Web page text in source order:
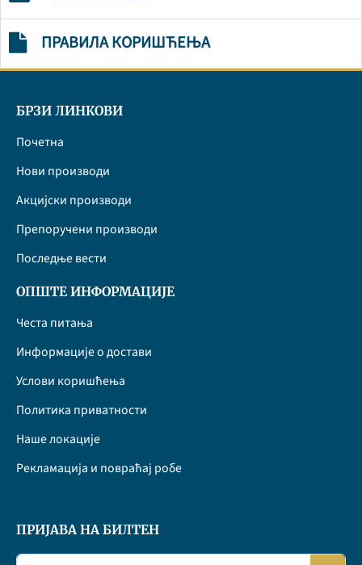
ПРАВИЛА КОРИШЋЕЊА
БРЗИ ЛИНКОВИ
Почетна
Нови производи
Акцијски производи
Препоручени производи
Последње вести
ОПШТЕ ИНФОРМАЦИЈЕ
Честа питања
Информације о достави
Услови коришћења
Политика приватности
Наше локације
Рекламација и повраћај робе
ПРИЈАВА НА БИЛТЕН